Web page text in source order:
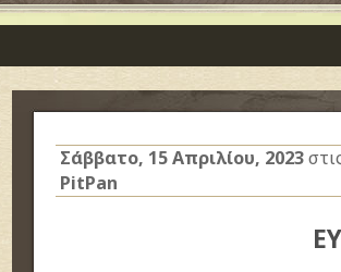
Σάββατο, 15 Απριλίου, 2023
PitPan